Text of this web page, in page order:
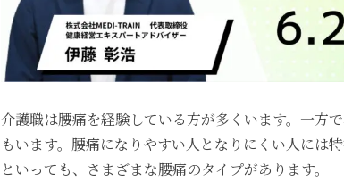
介護職は腰痛を経験している方が多くいます。一方
もいます。腰痛になりやすい人となりにくい人には
といっても、さまざまな腰痛のタイプがあります。